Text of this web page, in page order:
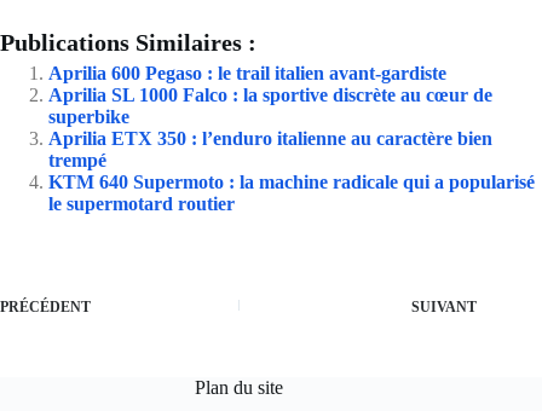
Publications Similaires :
Aprilia 600 Pegaso : le trail italien avant-gardiste
Aprilia SL 1000 Falco : la sportive discrète au cœur de
superbike
Aprilia ETX 350 : l’enduro italienne au caractère bien
trempé
KTM 640 Supermoto : la machine radicale qui a popularisé
le supermotard routier
PRÉCÉDENT SUIVANT
Plan du site